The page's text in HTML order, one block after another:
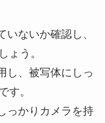
ないか確認し、
ょう。
し、被写体にしっ
す。
っかりカメラを持